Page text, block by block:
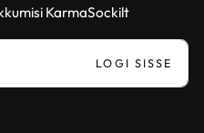
KarmaSockilt
LOGI SISSE